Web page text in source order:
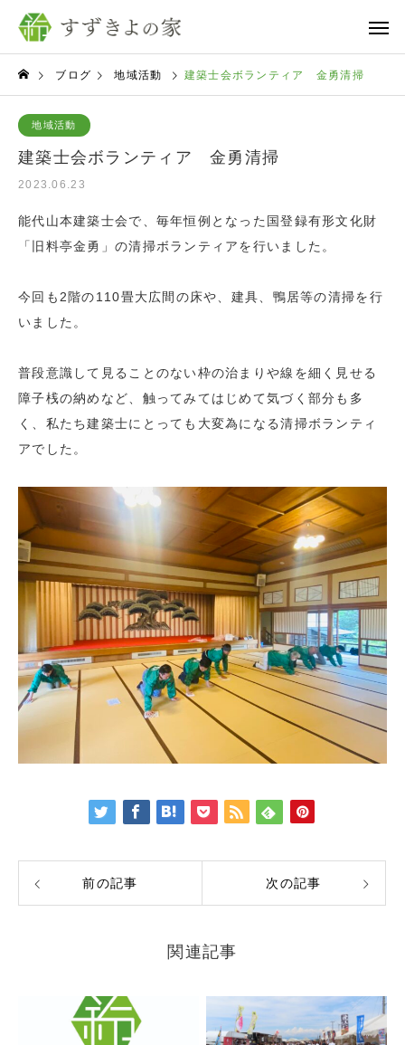
ブログ 地域活動 建築士会ボランティア 金勇清掃
地域活動
建築士会ボランティア 金勇清掃
2023.06.23
能代山本建築士会で、毎年恒例となった国登録有形文化財
「旧料亭金勇」の清掃ボランティアを行いました。
今回も2階の110畳大広間の床や、建具、鴨居等の清掃を行
いました。
普段意識して見ることのない枠の治まりや線を細く見せる
障子桟の納めなど、触ってみてはじめて気づく部分も多
く、私たち建築士にとっても大変為になる清掃ボランティ
アでした。
前の記事 次の記事
関連記事